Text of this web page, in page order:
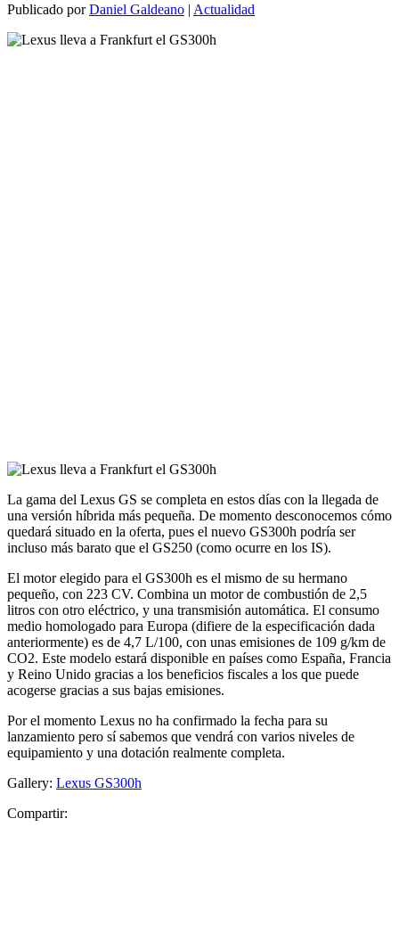
Publicado porDaniel Galdeano | Actualidad
La gama del Lexus GS se completa en estos días con la llegada de
una versión híbrida más pequeña. De momento desconocemos cómo
quedará situado en la oferta, pues el nuevo GS300h podría ser
incluso más barato que el GS250 (como ocurre en los IS).
El motor elegido para el GS300h es el mismo de su hermano
pequeño, con 223 CV. Combina un motor de combustión de 2,5
litros con otro eléctrico, y una transmisión automática. El consumo
medio homologado para Europa (difiere de la especificación dada
anteriormente) es de 4,7 L/100, con unas emisiones de 109 g/km de
CO2. Este modelo estará disponible en países como España, Francia
y Reino Unido gracias a los beneficios fiscales a los que puede
acogerse gracias a sus bajas emisiones.
Por el momento Lexus no ha confirmado la fecha para su
lanzamiento pero sí sabemos que vendrá con varios niveles de
equipamiento y una dotación realmente completa.
Gallery: Lexus GS300h
Compartir: